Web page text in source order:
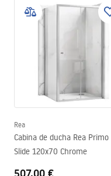
Rea
Cabina de ducha Rea Primo
Slide 120x70 Chrome